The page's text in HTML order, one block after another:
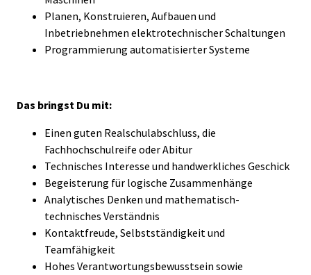
Planen, Konstruieren, Aufbauen und
Inbetriebnehmen elektrotechnischer Schaltungen
Programmierung automatisierter Systeme
Das bringst Du mit:
Einen guten Realschulabschluss, die
Fachhochschulreife oder Abitur
Technisches Interesse und handwerkliches Geschick
Begeisterung für logische Zusammenhänge
Analytisches Denken und mathematisch-
technisches Verständnis
Kontaktfreude, Selbstständigkeit und
Teamfähigkeit
Hohes Verantwortungsbewusstsein sowie